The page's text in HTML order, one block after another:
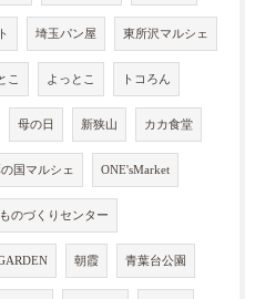
埼玉パン屋 東所沢マルシェ
こ よっとこ トコろん
母の日 新狭山 カカ食堂
国マルシェ ONE'sMarket
のづくりセンター
朝霞 青葉台公園